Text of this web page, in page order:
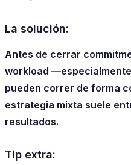
La solución:
Antes de cerrar
workload
pueden correr de forma
estrategia mixta suele
resultados.
Tip extra: